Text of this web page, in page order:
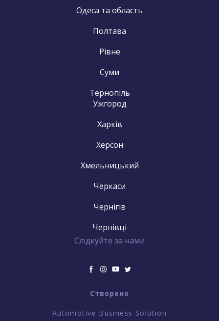
Одеса та область
Полтава
Рівне
Суми
Тернопіль
Ужгород
Харків
Херсон
Хмельницький
Черкаси
Чернігів
Чернівці
Слідкуйте за нами
Створено
Automotive Business Solution